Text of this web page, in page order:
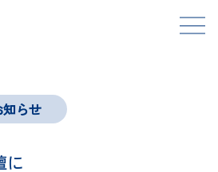
知らせ
に